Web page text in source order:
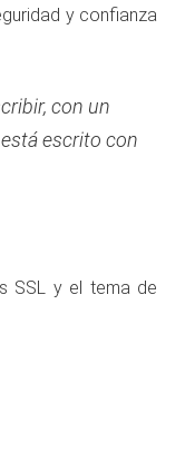
y confianza
con un
escrito con
SSL y el tema de